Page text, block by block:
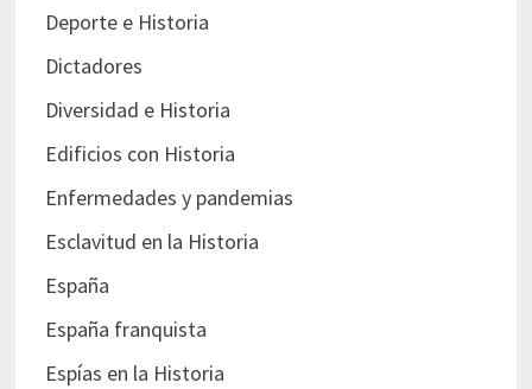
Deporte e Historia
Dictadores
Diversidad e Historia
Edificios con Historia
Enfermedades y pandemias
Esclavitud en la Historia
España
España franquista
Espías en la Historia